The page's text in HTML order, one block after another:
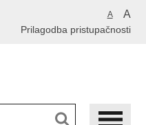
A A
Prilagodba pristupačnosti